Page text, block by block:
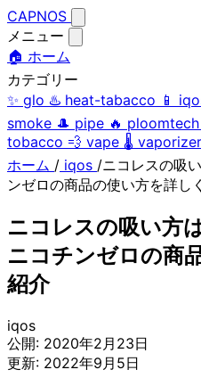
CAPNOS
メニュー
🏠 ホーム
カテゴリー
✨ glo ♨️ heat-tabacco 📱
smoke 🎩 pipe 🔥 ploomtech
tobacco 💨 vape 🌡️ vaporizer
ホーム / iqos /ニコレスの吸
ンゼロの商品の使い方を詳し
ニコレスの吸い方
ニコチンゼロの商
紹介
iqos
公開: 2020年2月23日
更新: 2022年9月5日